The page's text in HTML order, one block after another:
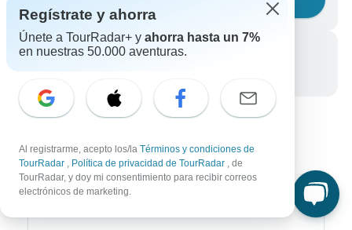
Llámanos
Regístrate y ahorra
Únete a TourRadar+ y ahorra hasta un 7%
en nuestras 50.000 aventuras.
Al registrarme, acepto los/la Términos y condiciones de
TourRadar , Política de privacidad de TourRadar , de
TourRadar, y doy mi consentimiento para recibir correos
electrónicos de marketing.